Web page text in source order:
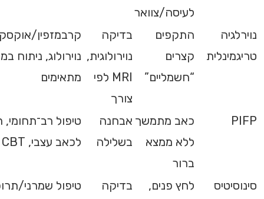
לעיסה/צוואר
נוירלגיה
טריגמינלית
התקפים
קצרים
“חשמליים”
בדיקה
נוירולוגית,
MRI לפי
צורך
קרבמזפין/
נוירולוג, ניתוח
מתאימים
PIFP
כאב מתמשך
ללא ממצא
ברור
אבחנה
בשלילה
טיפול רב־תחומי,
לכאב עצבי, CBT
סינוסיטיס
לחץ פנים,
בדיקה
טיפול שמרני/